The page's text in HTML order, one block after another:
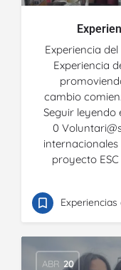
Experiencia
Experiencia
cambio
Seguir leyendo
0
internacionales
proyecto
ABR 20